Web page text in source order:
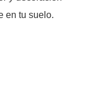
en tu suelo.